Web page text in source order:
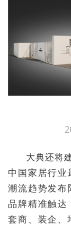
大典还将
中国家居行业
潮流趋势发布
品牌精准触
套商、装企、